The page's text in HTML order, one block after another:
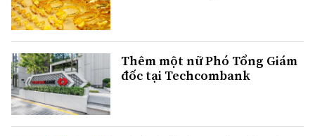
Thêm một nữ Phó Tổng Giám
đốc tại Techcombank